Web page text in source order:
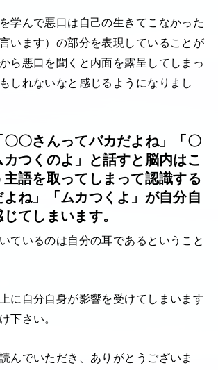
学んで悪口は自己の生きてこなかった
います）の部分を表現していることが
ら悪口を聞くと内面を露呈してしまっ
しれないなと感じるようになりまし
〇〇さんってバカだよね」「〇
つくのよ」と話すと脳内はこ
語を取ってしまって認識する
ね」「ムカつくよ」が自分自
てしまいます。
ているのは自分の耳であるということ
に自分自身が影響を受けてしまいます
下さい。
んでいただき、ありがとうございま